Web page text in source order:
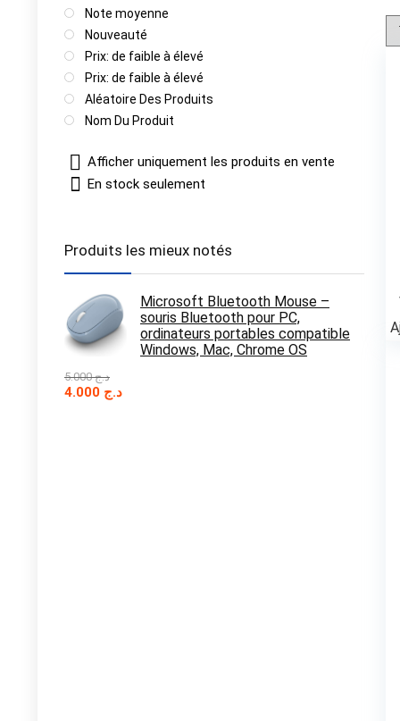
Note moyenne
Nouveauté
Prix: de faible à élevé
Prix: de faible à élevé
Aléatoire Des Produits
Nom Du Produit
Afficher uniquement les produits en vente
En stock seulement
Produits les mieux notés
Microsoft Bluetooth Mouse –
souris Bluetooth pour PC,
ordinateurs portables compatible
Windows, Mac, Chrome OS
د.ج5.000
Le
د.جLe